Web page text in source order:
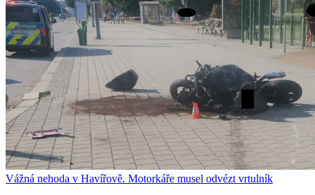
Vážná nehoda v Havířově. Motorkáře musel odvézt vrtulník